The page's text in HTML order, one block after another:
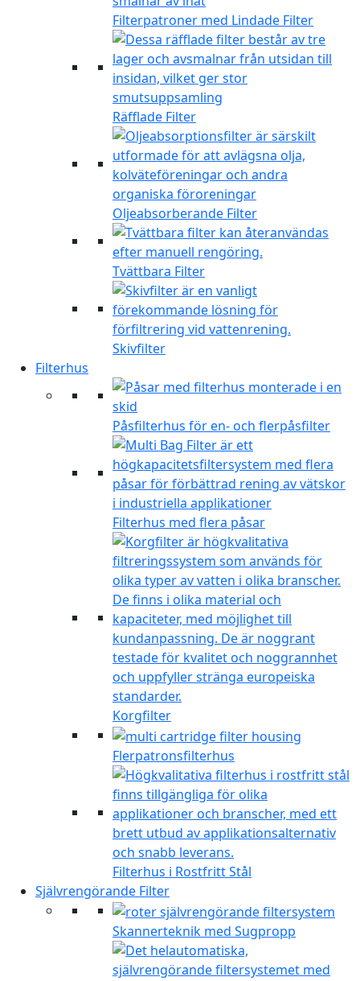
Filterpatroner med Lindade Filter
Räfflade Filter
Oljeabsorberande Filter
Tvättbara Filter
Skivfilter
Filterhus
Påsfilterhus för en- och flerpåsfilter
Filterhus med flera påsar
Korgfilter
Flerpatronsfilterhus
Filterhus i Rostfritt Stål
Självrengörande Filter
Skannerteknik med Sugpropp